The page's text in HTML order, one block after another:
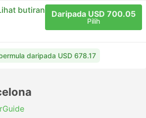
butiran Daripada USD 700.05
Pilih
daripada USD 678.17